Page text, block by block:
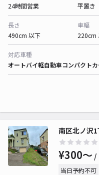
24時間営業
平置き
長さ
490cm 以下
車幅
220cm
対応車種
オートバイ軽自動車コンパクト
南区北ノ沢
¥300〜 /
当日予約不可